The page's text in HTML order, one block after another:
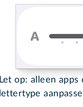
Let op: alleen
lettertype